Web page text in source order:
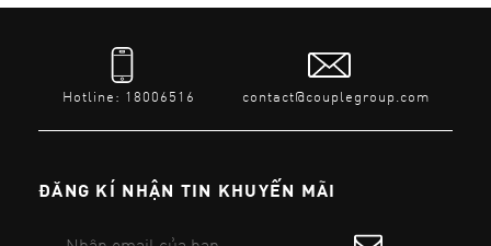
Hotline: 18006516 contact@couplegroup.com
ĐĂNG KÍ NHẬN TIN KHUYẾN MÃI